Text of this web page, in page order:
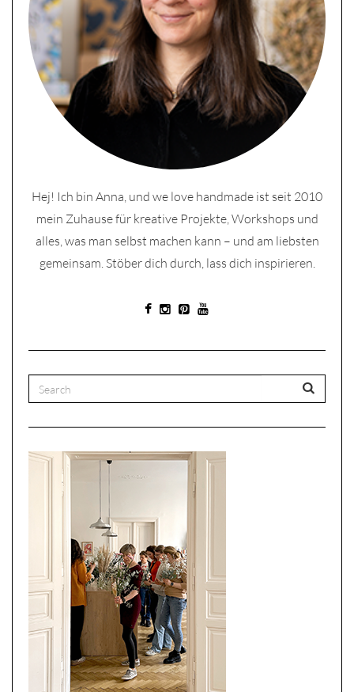
Hej! Ich bin Anna, und we love handmade ist seit 2010
mein Zuhause für kreative Projekte, Workshops und
alles, was man selbst machen kann – und am liebsten
gemeinsam. Stöber dich durch, lass dich inspirieren.